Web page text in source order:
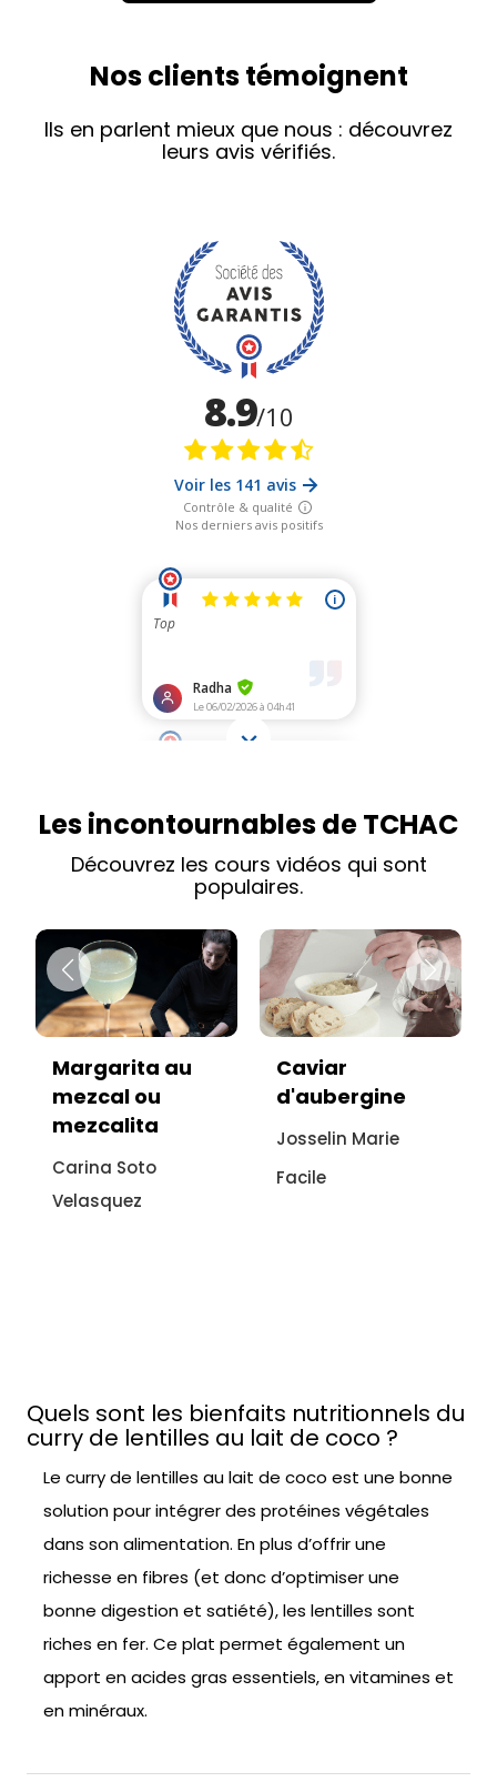
Nos clients témoignent
Ils en parlent mieux que nous : découvrez
leurs avis vérifiés.
Les incontournables de TCHAC
Découvrez les cours vidéos qui sont
populaires.
Caviar
d'aubergine
Josselin Marie
Facile
Vitello tonnato
sans viande :
recette
l'aubergine
Quels sont les bienfaits nutritionnels du
curry de lentilles au lait de coco ?
Le curry de lentilles au lait de coco est une bonne
solution pour intégrer des protéines végétales
dans son alimentation. En plus d’offrir une
richesse en fibres (et donc d’optimiser une
bonne digestion et satiété), les lentilles sont
riches en fer. Ce plat permet également un
apport en acides gras essentiels, en vitamines et
en minéraux.